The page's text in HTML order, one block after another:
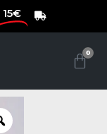
15€
0